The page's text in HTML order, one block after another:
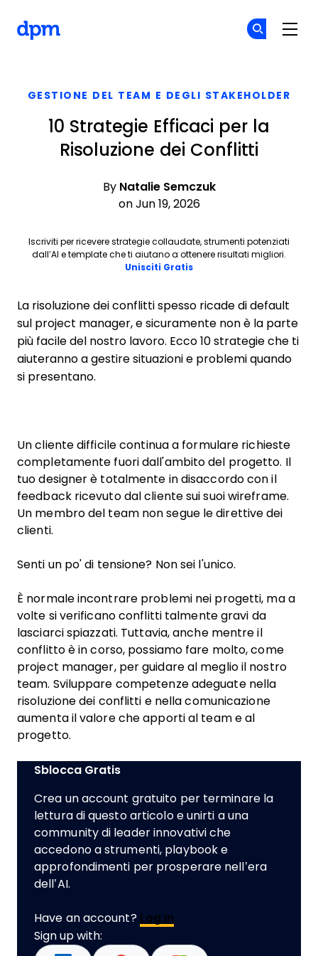
GESTIONE DEL TEAM E DEGLI STAKEHOLDER
10 Strategie Efficaci per la
Risoluzione dei Conflitti
By Natalie Semczuk
on Jun 19, 2026
Iscriviti per ricevere strategie collaudate, strumenti potenziati
dall’AI e template che ti aiutano a ottenere risultati migliori.
Unisciti GratisOpens new window
La risoluzione dei conflitti spesso ricade di default
sul project manager, e sicuramente non è la parte
più facile del nostro lavoro. Ecco 10 strategie che ti
aiuteranno a gestire situazioni e problemi quando
si presentano.
Un cliente difficile continua a formulare richieste
completamente fuori dall'ambito del progetto. Il
tuo designer è totalmente in disaccordo con il
feedback ricevuto dal cliente sui suoi wireframe.
Un membro del team non segue le direttive dei
clienti.
Senti un po' di tensione? Non sei l'unico.
È normale incontrare problemi nei progetti, ma a
volte si verificano conflitti talmente gravi da
lasciarci spiazzati. Tuttavia, anche mentre il
conflitto è in corso, possiamo fare molto, come
project manager, per guidare al meglio il nostro
team. Sviluppare competenze adeguate nella
risoluzione dei conflitti e nella comunicazione
aumenta il valore che apporti al team e al
progetto.
Sblocca Gratis
Crea un account gratuito per terminare la
lettura di questo articolo e unirti a una
community di leader innovativi che
accedono a strumenti, playbook e
approfondimenti per prosperare nell’era
dell’AI.
Have an account? Log In
Sign up with: